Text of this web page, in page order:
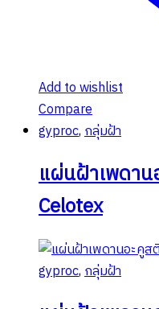
Add to wishlist
Compare
gyproc,กลุ่มฝ้า
แผ่นฝ้าเพดา
Celotex
gyproc,กลุ่มฝ้า